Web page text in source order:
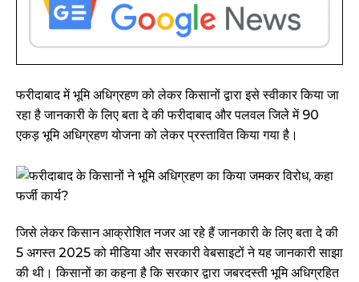
फरीदाबाद में भूमि अधिग्रहण को लेकर किसानों द्वारा इसे स्वीकार किया जा
रहा है जानकारी के लिए बता दे की फरीदाबाद और पलवल जिले में 90
एकड़ भूमि अधिग्रहण योजना को लेकर प्रस्तावित किया गया है।
जिसे लेकर किसान आक्रोशित नजर आ रहे हैं जानकारी के लिए बता दे की
5 अगस्त 2025 को मीडिया और सरकारी वेबसाइटों ने यह जानकारी साझा
की थी। किसानों का कहना है कि सरकार द्वारा जबरदस्ती भूमि अधिग्रहित